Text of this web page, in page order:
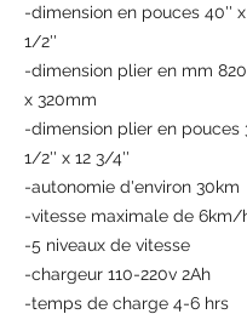
-dimension en pouces 40'' x
1/2''
-dimension plier en mm
x 320mm
-dimension plier en pouces
1/2'' x 12 3/4''
-autonomie d'environ 30km
-vitesse maximale de 6km/
-5 niveaux de vitesse
-chargeur 110-220v 2Ah
-temps de charge 4-6 hrs